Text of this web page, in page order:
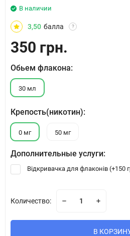
В наличии
3,50 балла ?
350 грн.
Обьем флакона:
30 мл
Крепость(никотин):
0 мг 50 мг
Дополнительные услуги:
Відкривачка для флаконів (+150
Количество:
В